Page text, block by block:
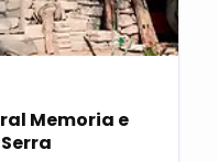
Memoria e